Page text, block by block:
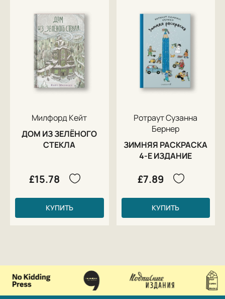
Милфорд Кейт
ДОМ ИЗ ЗЕЛЁНОГО
СТЕКЛА
£15.78
КУПИТЬ
Ротраут Сузанна
Бернер
ЗИМНЯЯ РАСКРАСКА
4-Е ИЗДАНИЕ
£7.89
КУПИТЬ